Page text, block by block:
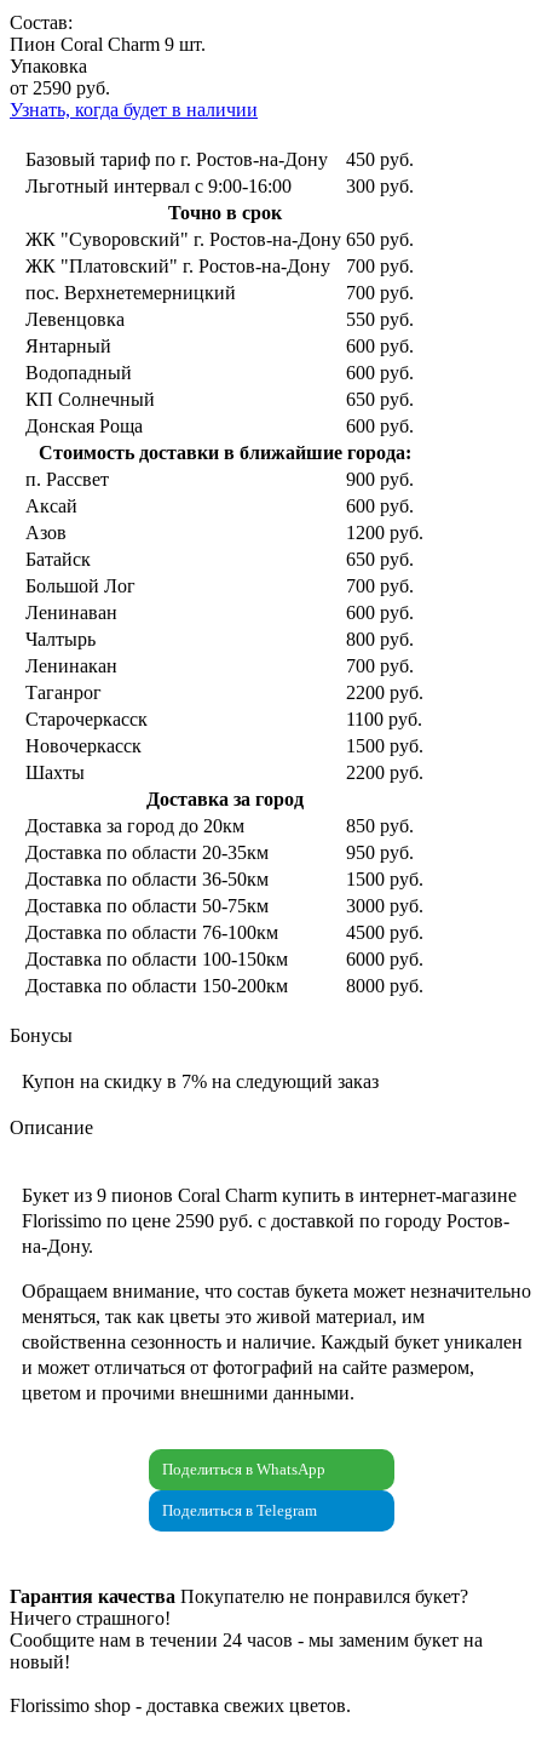
Состав:
Пион Coral Charm 9 шт.
Упаковка
от 2590 руб.
Узнать, когда будет в наличии
Базовый тариф по г. Ростов-на-Дону
450 руб.
Льготный интервал с 9:00-16:00
300 руб.
Точно в срок
ЖК "Суворовский" г. Ростов-на-Дону 650 руб.
ЖК "Платовский" г. Ростов-на-Дону
700 руб.
пос. Верхнетемерницкий
700 руб.
Левенцовка
550 руб.
Янтарный
600 руб.
Водопадный
600 руб.
КП Солнечный
650 руб.
Донская Роща
600 руб.
Стоимость доставки в ближайшие города:
п. Рассвет
900 руб.
Аксай
600 руб.
Азов
1200 руб.
Батайск
650 руб.
Большой Лог
700 руб.
Ленинаван
600 руб.
Чалтырь
800 руб.
Ленинакан
700 руб.
Таганрог
2200 руб.
Старочеркасск
1100 руб.
Новочеркасск
1500 руб.
Шахты
2200 руб.
Доставка за город
Доставка за город до 20км
850 руб.
Доставка по области 20-35км
950 руб.
Доставка по области 36-50км
1500 руб.
Доставка по области 50-75км
3000 руб.
Доставка по области 76-100км
4500 руб.
Доставка по области 100-150км
6000 руб.
Доставка по области 150-200км
8000 руб.
Бонусы
Купон на скидку в 7% на следующий заказ
Описание
Букет из 9 пионов Coral Charm купить в интернет-магазине
Florissimo по цене 2590 руб. с доставкой по городу Ростов-
на-Дону.
Обращаем внимание, что состав букета может незначительно
меняться, так как цветы это живой материал, им
свойственна сезонность и наличие. Каждый букет уникален
и может отличаться от фотографий на сайте размером,
цветом и прочими внешними данными.
Поделиться в WhatsApp
Поделиться в Telegram
Гарантия качества Покупателю не понравился букет?
Ничего страшного!
Сообщите нам в течении 24 часов - мы заменим букет на
новый!
Florissimo shop - доставка свежих цветов.